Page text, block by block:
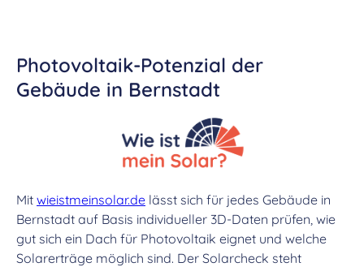
Photovoltaik-Potenzial der
Gebäude in Bernstadt
Mit wieistmeinsolar.de lässt sich für jedes Gebäude in
Bernstadt auf Basis individueller 3D-Daten prüfen, wie
gut sich ein Dach für Photovoltaik eignet und welche
Solarerträge möglich sind. Der Solarcheck steht